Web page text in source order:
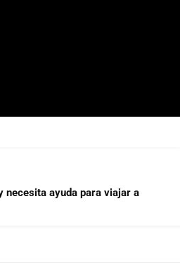
necesita ayuda para viajar a